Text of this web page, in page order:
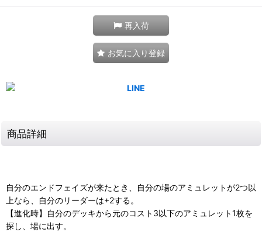
再入荷
お気に入り登録
商品詳細
自分のエンドフェイズが来たとき、自分の場のアミュレットが2つ以
上なら、自分のリーダーは+2する。
【進化時】自分のデッキから元のコスト3以下のアミュレット1枚を
探し、場に出す。